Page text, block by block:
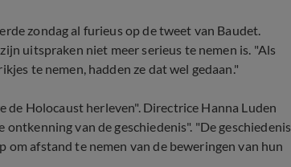
zondag al furieus op de tweet van Baudet.
uitspraken niet meer serieus te nemen is. "Als
te nemen, hadden ze dat wel gedaan."
Holocaust herleven". Directrice Hanna Luden
van de geschiedenis". "De geschiedenis
om afstand te nemen van de beweringen van hun